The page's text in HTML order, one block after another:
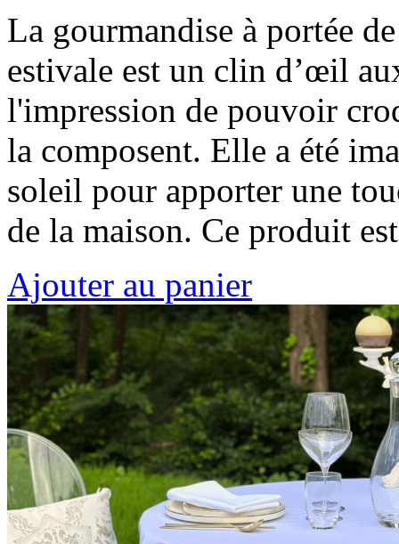
La gourmandise à portée
estivale est un clin d’œil
l'impression de pouvoir
la composent. Elle a été
soleil pour apporter une
de la maison. Ce produit
Ajouter au panier